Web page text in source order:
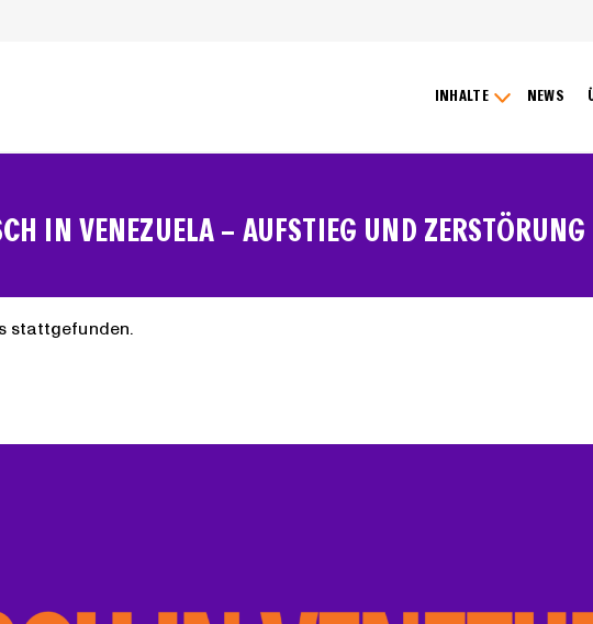
INHALTE NEWS
IN VENEZUELA – AUFSTIEG UND
stattgefunden.